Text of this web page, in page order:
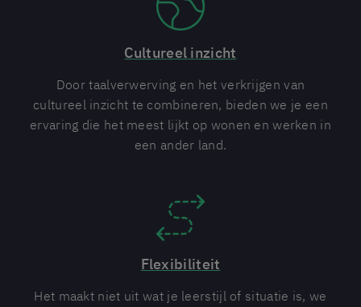
Cultureel inzicht
Door taalverwerving en het verkrijgen van
cultureel inzicht te combineren, bieden we je een
ervaring die het meest lijkt op wonen en werken in
een ander land.
Flexibiliteit
Het maakt niet uit wat je leerstijl of situatie is, we